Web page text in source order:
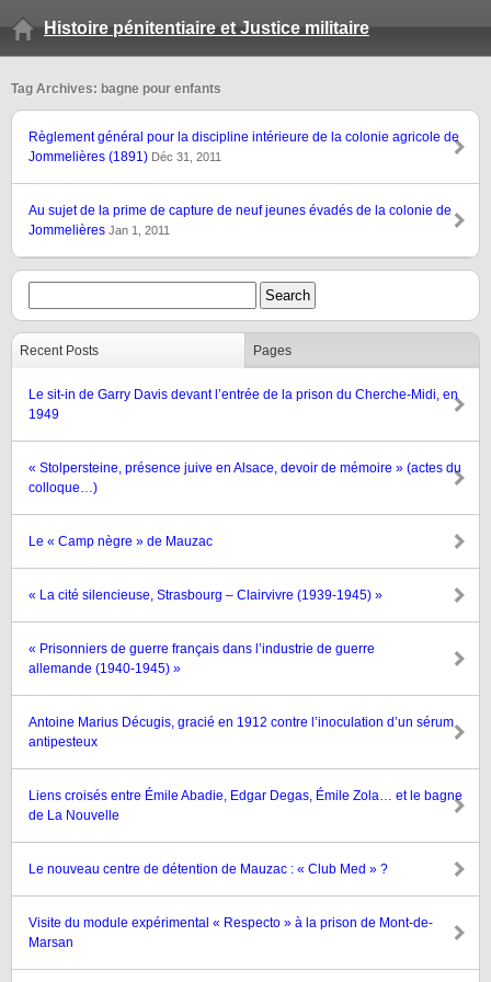
Histoire pénitentiaire et Justice militaire
Tag Archives: bagne pour enfants
Règlement général pour la discipline intérieure de la colonie agricole de
Jommelières (1891) Déc 31, 2011
Au sujet de la prime de capture de neuf jeunes évadés de la colonie de
Jommelières Jan 1, 2011
Recent Posts Pages
Le sit-in de Garry Davis devant l’entrée de la prison du Cherche-Midi, en
1949
« Stolpersteine, présence juive en Alsace, devoir de mémoire » (actes du
colloque…)
Le « Camp nègre » de Mauzac
« La cité silencieuse, Strasbourg – Clairvivre (1939-1945) »
« Prisonniers de guerre français dans l’industrie de guerre
allemande (1940-1945) »
Antoine Marius Décugis, gracié en 1912 contre l’inoculation d’un sérum
antipesteux
Liens croisés entre Émile Abadie, Edgar Degas, Émile Zola… et le bagne
de La Nouvelle
Le nouveau centre de détention de Mauzac : « Club Med » ?
Visite du module expérimental « Respecto » à la prison de Mont-de-
Marsan